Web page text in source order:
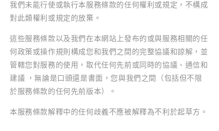
我們未能行使或執行本服務條款的任何權利或規定，不構成
對此類權利或規定的放棄。
這些服務條款以及我們在本網站上發布的或與服務相關的任
何政策或操作規則構成您和我們之間的完整協議和諒解，並
管轄您對服務的使用，取代任何先前或同時的協議、通信和
建議 ，無論是口頭還是書面，您與我們之間（包括但不限
於服務條款的任何先前版本）。
本服務條款解釋中的任何歧義不應被解釋為不利於起草方。